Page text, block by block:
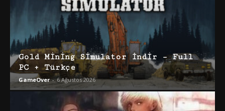
Gold Mining Simulator İndir – Full
PC + Türkçe
GameOver - 6 Ağustos 2026